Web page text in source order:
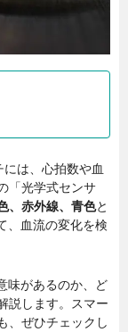
は、心拍数や血
「光学式センサ
、赤外線、青色と
、血流の変化を検
味があるのか、ど
説します。スマー
、ぜひチェックし